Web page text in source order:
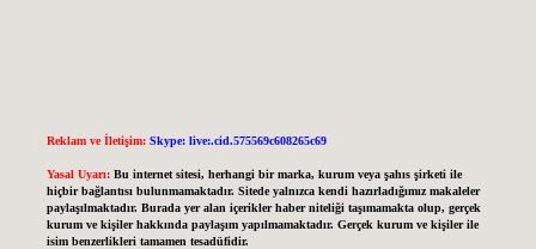
Reklam ve İletişim: Skype: live:.cid.575569c608265c69
Yasal Uyarı: Bu internet sitesi, herhangi bir marka, kurum veya şahıs şirketi ile
hiçbir bağlantısı bulunmamaktadır. Sitede yalnızca kendi hazırladığımız makaleler
paylaşılmaktadır. Burada yer alan içerikler haber niteliği taşımamakta olup, gerçek
kurum ve kişiler hakkında paylaşım yapılmamaktadır. Gerçek kurum ve kişiler ile
isim benzerlikleri tamamen tesadüfidir.